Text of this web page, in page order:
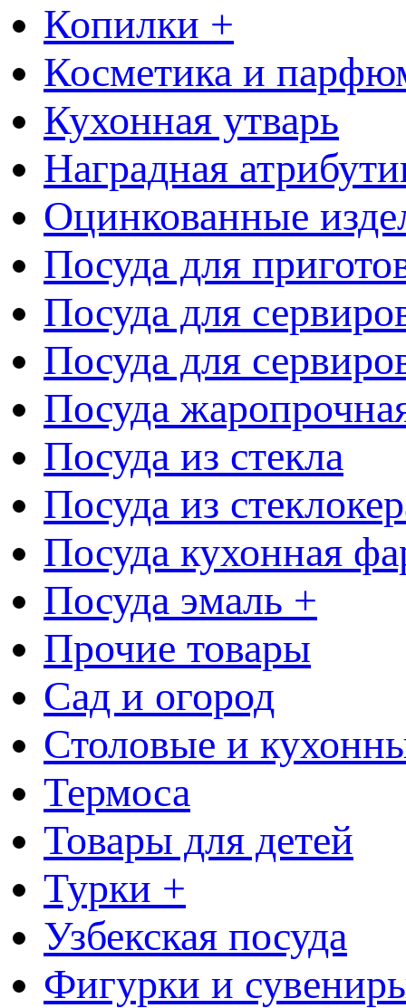
Копилки +
Косметика и
Кухонная утварь
Наградная
Оцинкованные
Посуда для
Посуда для
Посуда для
Посуда
Посуда из стекла
Посуда из
Посуда кухонная
Посуда эмаль +
Прочие товары
Сад и огород
Столовые и
Термоса
Товары для детей
Турки +
Узбекская посуда
Фигурки и